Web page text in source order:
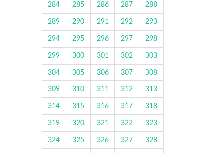
284 285 286 287 288
289 290 291 292 293
294 295 296 297 298
299 300 301 302 303
304 305 306 307 308
309 310 311 312 313
314 315 316 317 318
319 320 321 322 323
324 325 326 327 328